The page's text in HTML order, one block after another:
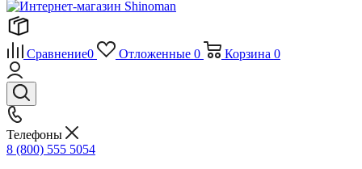
Сравнение0 Отложенные 0 Корзина 0
Телефоны
8 (800) 555 5054